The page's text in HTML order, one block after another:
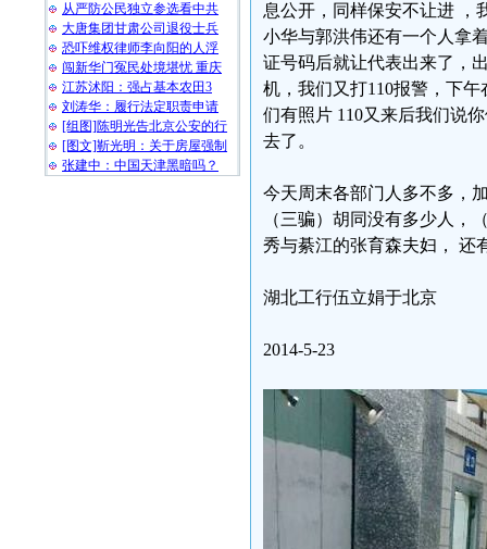
从严防公民独立参选看中共
大唐集团甘肃公司退役士兵
恐吓维权律师李向阳的人浮
闯新华门冤民处境堪忧 重庆
江苏沭阳：强占基本农田3
刘涛华：履行法定职责申请
[组图]陈明光告北京公安的行
[图文]靳光明：关于房屋强制
张建中：中国天津黑暗吗？
息公开，同样保安不让进 ，
小华与郭洪伟还有一个人拿
证号码后就让代表出来了，
机，我们又打110报警，下
们有照片 110又来后我们说
去了。
今天周末各部门人多不多，
（三骗）胡同没有多少人，
秀与綦江的张育森夫妇， 还
湖北工行伍立娟于北京
2014-5-23